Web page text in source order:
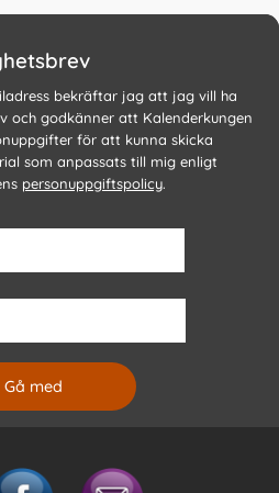
bekräftar jag att jag vill ha
och godkänner att Kalenderkungen
för att kunna skicka
som anpassats till mig enligt
personuppgiftspolicy.